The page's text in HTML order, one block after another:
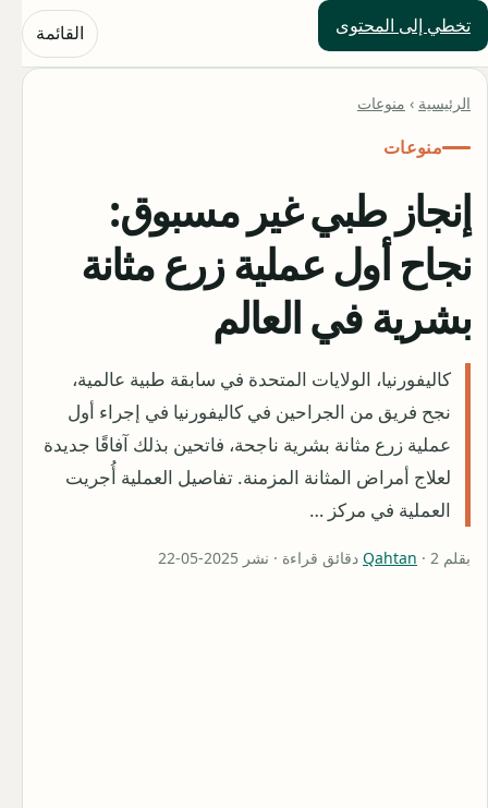
تخطي إلى المحتوى
حلول العالم القائمة
الرئيسية › منوعات
منوعات
إنجاز طبي غير مسبوق:
نجاح أول عملية زرع مثانة
بشرية في العالم
كاليفورنيا، الولايات المتحدة في سابقة طبية عالمية،
نجح فريق من الجراحين في كاليفورنيا في إجراء أول
عملية زرع مثانة بشرية ناجحة، فاتحين بذلك آفاقًا جديدة
لعلاج أمراض المثانة المزمنة. تفاصيل العملية أُجريت
العملية في مركز …
بقلم Qahtan · 2 دقائق قراءة · نشر 2025-05-22